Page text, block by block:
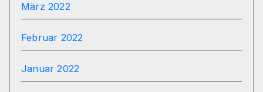
März 2022
Februar 2022
Januar 2022